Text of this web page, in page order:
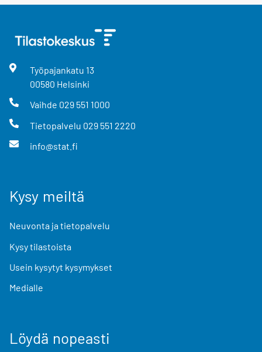
Työpajankatu 13
00580 Helsinki
Vaihde 029 551 1000
Tietopalvelu 029 551 2220
info@stat.fi
Kysy meiltä
Neuvonta ja tietopalvelu
Kysy tilastoista
Usein kysytyt kysymykset
Medialle
Löydä nopeasti